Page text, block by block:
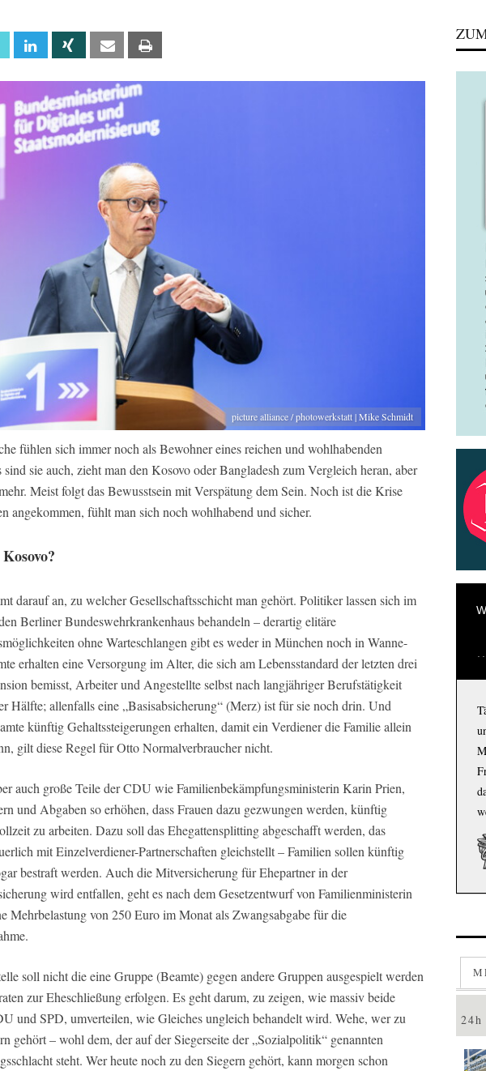
Twitter Linkedin Xing Email
picture alliance / photowerkstatt | Mike Schmidt
fühlen sich immer noch als Bewohner eines reichen und wohlhabenden
sind sie auch, zieht man den Kosovo oder Bangladesh zum Vergleich heran, aber
Meist folgt das Bewusstsein mit Verspätung dem Sein. Noch ist die Krise
angekommen, fühlt man sich noch wohlhabend und sicher.
darauf an, zu welcher Gesellschaftsschicht man gehört. Politiker lassen sich im
Berliner Bundeswehrkrankenhaus behandeln – derartig elitäre
ohne Warteschlangen gibt es weder in München noch in Wanne-
erhalten eine Versorgung im Alter, die sich am Lebensstandard der letzten drei
bemisst, Arbeiter und Angestellte selbst nach langjähriger Berufstätigkeit
Hälfte; allenfalls eine „Basisabsicherung“ (Merz) ist für sie noch drin. Und
künftig Gehaltssteigerungen erhalten, damit ein Verdiener die Familie allein
gilt diese Regel für Otto Normalverbraucher nicht.
auch große Teile der CDU wie Familienbekämpfungsministerin Karin Prien,
und Abgaben so erhöhen, dass Frauen dazu gezwungen werden, künftig
zu arbeiten. Dazu soll das Ehegattensplitting abgeschafft werden, das
mit Einzelverdiener-Partnerschaften gleichstellt – Familien sollen künftig
bestraft werden. Auch die Mitversicherung für Ehepartner in der
wird entfallen, geht es nach dem Gesetzentwurf von Familienministerin
Mehrbelastung von 250 Euro im Monat als Zwangsabgabe für die
soll nicht die eine Gruppe (Beamte) gegen andere Gruppen ausgespielt werden
zur Eheschließung erfolgen. Es geht darum, zu zeigen, wie massiv beide
und SPD, umverteilen, wie Gleiches ungleich behandelt wird. Wehe, wer zu
gehört – wohl dem, der auf der Siegerseite der „Sozialpolitik“ genannten
steht. Wer heute noch zu den Siegern gehört, kann morgen schon
24h